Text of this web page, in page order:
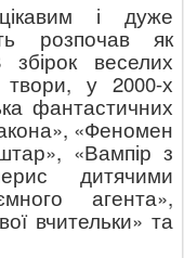
і дуже
розпочав як
веселих
твори, у 2000-х
фантастичних
«Феномен
«Вампір з
дитячими
агента»,
вчительки» та